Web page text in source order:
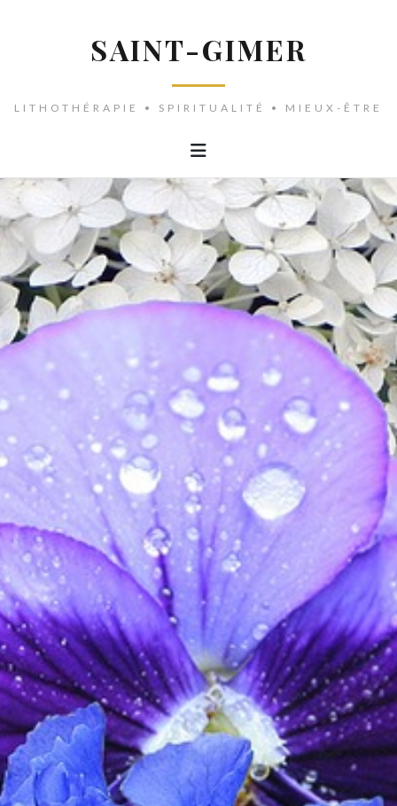
SAINT-GIMER
LITHOTHÉRAPIE • SPIRITUALITÉ • MIEUX-ÊTRE